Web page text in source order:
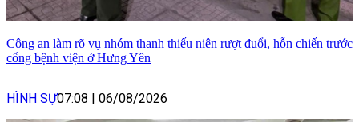
Công an làm rõ vụ nhóm thanh thiếu niên rượt đuổi, hỗn chiến trước
cổng bệnh viện ở Hưng Yên
HÌNH SỰ07:08 06/08/2026